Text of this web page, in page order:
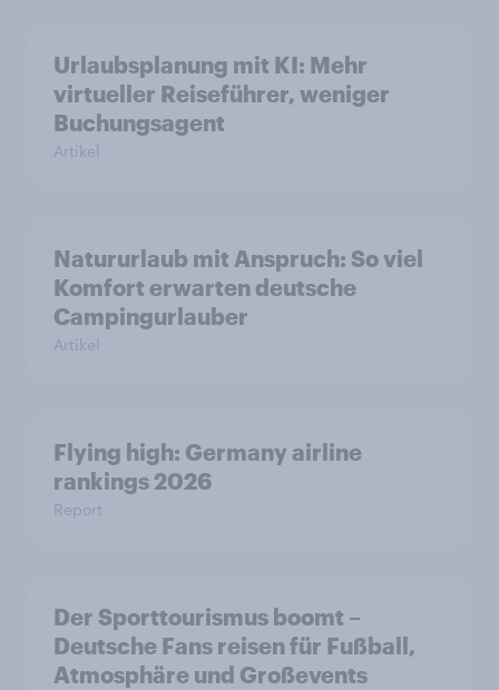
Urlaubsplanung mit KI: Mehr
virtueller Reiseführer, weniger
Buchungsagent
Artikel
Natururlaub mit Anspruch: So viel
Komfort erwarten deutsche
Campingurlauber
Artikel
Flying high: Germany airline
rankings 2026
Report
Der Sporttourismus boomt –
Deutsche Fans reisen für Fußball,
Atmosphäre und Großevents